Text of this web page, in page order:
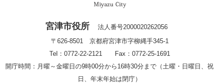
宮津市役所
法人番号2000020262056
〒626-8501 京都府宮津市字柳縄手345-1
Tel：0772-22-2121 Fax：0772-25-1691
開庁時間：月曜～金曜日の9時00分から16時30分まで（土曜・日曜日、祝
日、年末年始は閉庁）